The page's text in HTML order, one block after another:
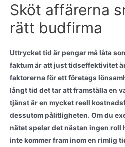
Sköt affärerna
rätt budfirma
Uttrycket tid är pengar må låta
faktum är att just tidseffektivitet
faktorerna för ett företags
långt tid det tar att framställa en
tjänst är en mycket reell
dessutom pålitligheten. Om du
nätet spelar det nästan ingen roll
inte kommer fram inom en rimlig